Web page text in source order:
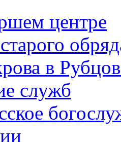
центре
в
служб